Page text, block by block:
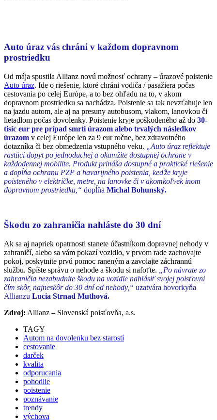
Auto úraz vás chráni v každom dopravnom
prostriedku
Od mája spustila Allianz novú možnosť ochrany – úrazové poistenie
Auto úraz. Ide o riešenie, ktoré chráni vodiča / pasažiera počas
cestovania po celej Európe, a to bez ohľadu na to, v akom
dopravnom prostriedku sa nachádza. Poistenie sa tak nevzťahuje len
na jazdu autom, ale aj na presuny autobusom, vlakom, lanovkou či
lietadlom počas dovolenky. Poistenie kryje poškodeného až do 30-
tisíc eur pre prípad smrti úrazom alebo trvalých následkov
úrazom v celej Európe len za 9 eur ročne, bez zdravotného
dotazníka či bez obmedzenia vstupného veku.
„Auto úraz reflektuje
rastúci dopyt po jednoduchej a okamžite dostupnej ochrane v
každodennej mobilite. Produkt prináša dostupné a praktické riešenie
a dopĺňa ochranu PZP a havarijného poistenia, keďže kryje
poisteného v električke, metre, na lanovke či v akomkoľvek inom
dopravnom prostriedku,“ dopĺňa Michal Bohunský.
Škodu zo zahraničia nahláste do 30 dní
Ak sa aj napriek opatrnosti stanete účastníkom dopravnej nehody v
zahraničí, alebo sa vám pokazí vozidlo, v prvom rade zachovajte
pokoj, poskytnite prvú pomoc raneným a zavolajte záchrannú
službu. Spíšte správu o nehode a škodu si nafoťte.
„Po návrate zo
zahraničia nezabudnite škodu na vozidle nahlásiť svojej poisťovni
čím skôr, najneskôr do 30 dní od nehody,“ uzatvára hovorkyňa
Allianzu Lucia Strnad Muthová.
Zdroj: Allianz – Slovenská poisťovňa, a.s.
TAGY
Autom na dovolenku bez starostí
cestovanie
darček
kvalita
odporucania
pohodlie
poistenie
poznávanie
trendy
výchova